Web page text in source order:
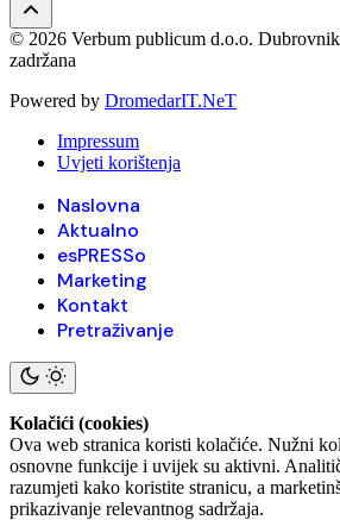
© 2026 Verbum publicum d.o.o.
zadržana
Powered by DromedarIT.NeT
Impressum
Uvjeti korištenja
Naslovna
Aktualno
esPRESSo
Marketing
Kontakt
Pretraživanje
Kolačići (cookies)
Ova web stranica koristi kolačiće. Nužni
osnovne funkcije i uvijek su aktivni.
razumjeti kako koristite stranicu, a
prikazivanje relevantnog sadržaja.